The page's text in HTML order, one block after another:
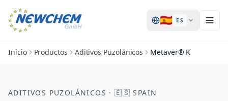
🇪🇸 ES
Inicio Productos Aditivos Puzolánicos Metaver® K
ADITIVOS PUZOLÁNICOS ·🇪🇸 SPAIN